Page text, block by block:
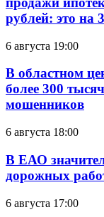
рублей: это на
6 августа 19:00
В областном
более 300
мошенников
6 августа 18:00
В ЕАО
дорожных
6 августа 17:00